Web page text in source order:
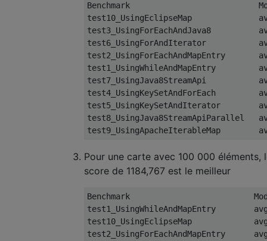
Benchmark
test10_UsingEclipseMap
test3_UsingForEachAndJava8
test6_UsingForAndIterator
test2_UsingForEachAndMapEntry
test1_UsingWhileAndMapEntry
test7_UsingJava8StreamApi
test4_UsingKeySetAndForEach
test5_UsingKeySetAndIterator
test8_UsingJava8StreamApiParallel
test9_UsingApacheIterableMap
Pour une carte avec 100 000 éléments,
score de 1184,767 est le meilleur
Benchmark
test1_UsingWhileAndMapEntry
test10_UsingEclipseMap
test2_UsingForEachAndMapEntry